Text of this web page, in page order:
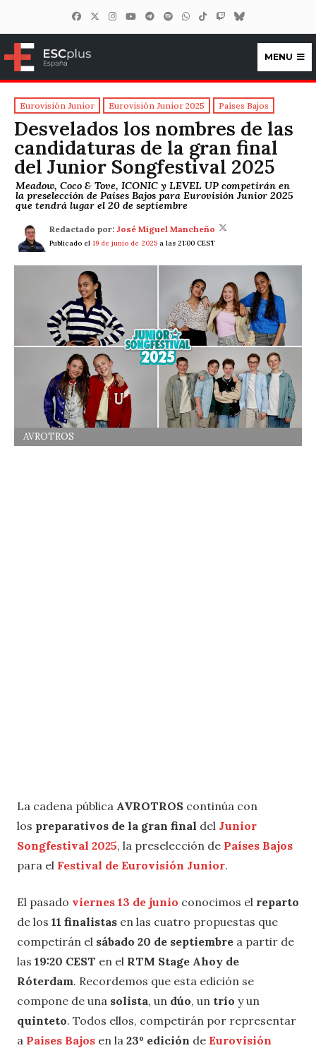
ESCplus España
MENU
Eurovisión Junior Eurovisión Junior 2025 Países Bajos
Desvelados los nombres de las
candidaturas de la gran final
del Junior Songfestival 2025
Meadow, Coco & Tove, ICONIC y LEVEL UP competirán en
la preselección de Países Bajos para Eurovisión Junior 2025
que tendrá lugar el 20 de septiembre
Redactado por: José Miguel Mancheño
Publicado el 19 de junio de 2025 a las 21:00 CEST
AVROTROS
La cadena pública AVROTROS continúa con
los preparativos de la gran final del Junior
Songfestival 2025, la preselección de Países Bajos
para el Festival de Eurovisión Junior.
El pasado viernes 13 de junio conocimos el reparto
de los 11 finalistas en las cuatro propuestas que
competirán el sábado 20 de septiembre a partir de
las 19:20 CEST en el RTM Stage Ahoy de
Róterdam. Recordemos que esta edición se
compone de una solista, un dúo, un trío y un
quinteto. Todos ellos, competirán por representar
a Países Bajos en la 23º edición de Eurovisión